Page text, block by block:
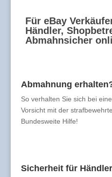
Für eBay
Händler,
Abmahnsicher
Abmahnung
So verhalten Sie sich bei
Vorsicht mit der
Bundesweite Hilfe!
Sicherheit für